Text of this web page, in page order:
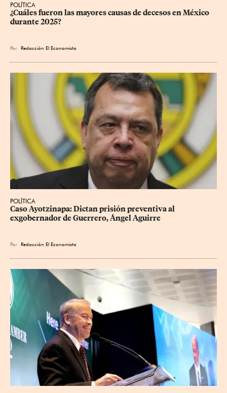
POLÍTICA
¿Cuáles fueron las mayores causas de decesos en México
durante 2025?
Por Redacción El Economista
POLÍTICA
Caso Ayotzinapa: Dictan prisión preventiva al
exgobernador de Guerrero, Ángel Aguirre
Por Redacción El Economista